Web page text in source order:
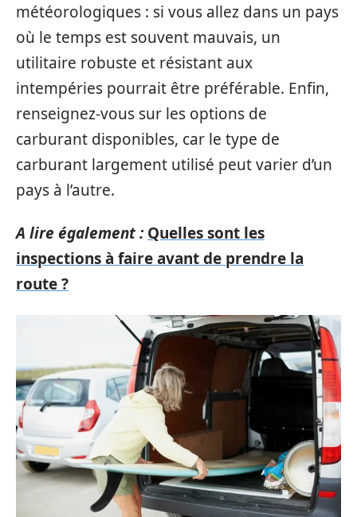
météorologiques : si vous allez dans un pays
où le temps est souvent mauvais, un
utilitaire robuste et résistant aux
intempéries pourrait être préférable. Enfin,
renseignez-vous sur les options de
carburant disponibles, car le type de
carburant largement utilisé peut varier d’un
pays à l’autre.
A lire également : Quelles sont les
inspections à faire avant de prendre la
route ?